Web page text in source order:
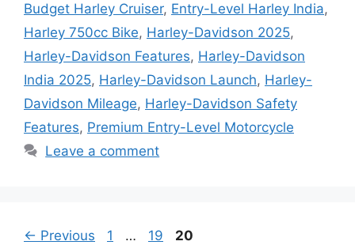
Budget Harley Cruiser, Entry-Level Harley India,
Harley 750cc Bike, Harley-Davidson 2025,
Harley-Davidson Features, Harley-Davidson
India 2025, Harley-Davidson Launch, Harley-
Davidson Mileage, Harley-Davidson Safety
Features, Premium Entry-Level Motorcycle
Leave a comment
← Previous Page
1 … Page
19 Page
20